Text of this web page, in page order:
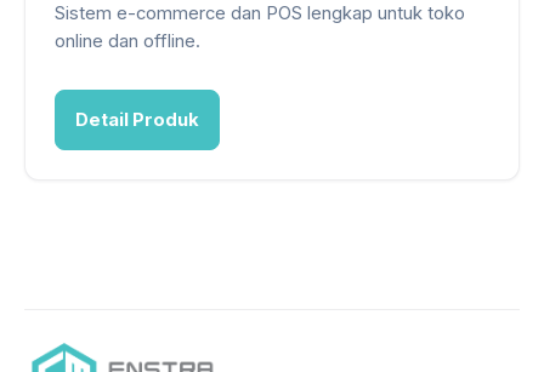
Sistem e-commerce dan POS lengkap untuk toko
online dan offline.
Detail Produk